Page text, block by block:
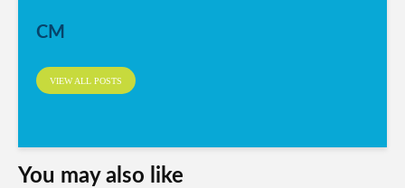
CM
VIEW ALL POSTS
You may also like